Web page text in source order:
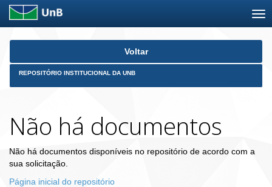
Skip
Voltar
REPOSITÓRIO INSTITUCIONAL DA UNB
Não há documentos
Não há documentos disponíveis no repositório de acordo com a
sua solicitação.
Página inicial do repositório